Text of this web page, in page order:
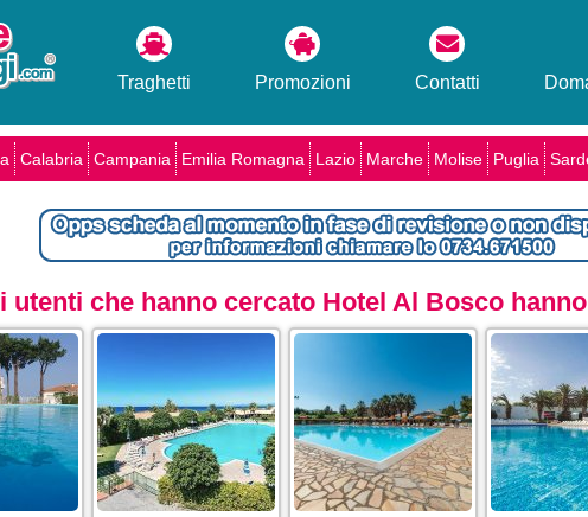
Traghetti Promozioni Contatti
Calabria Campania Emilia Romagna Lazio Marche Molise Puglia
utenti che hanno cercato Hotel Al Bosco